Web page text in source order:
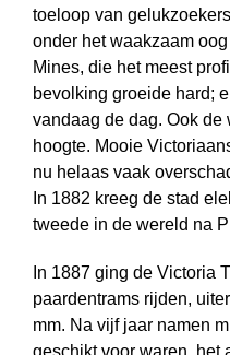
toeloop van
onder het waakzaam
Mines, die het meest
bevolking groeide hard;
vandaag de dag. Ook de
hoogte. Mooie
nu helaas vaak
In 1882 kreeg de stad
tweede in de wereld na
In 1887 ging de Victoria
paardentrams rijden,
mm. Na vijf jaar namen